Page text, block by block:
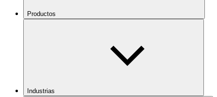
Productos
Industrias